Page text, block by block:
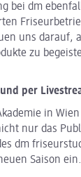
bei dm
uns darauf,
zu
per
in
nur das
dm
Saison ein.